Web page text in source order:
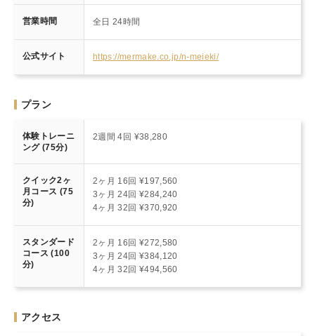
営業時間 全日 24時間
公式サイト https://mermake.co.jp/n-meieki/
プラン
体験トレーニ
ング (75分)
2週間 4回 ¥38,280
クイック2ヶ
月コース (75
分)
2ヶ月 16回 ¥197,560
3ヶ月 24回 ¥284,240
4ヶ月 32回 ¥370,920
スタンダード
コース (100
分)
2ヶ月 16回 ¥272,580
3ヶ月 24回 ¥384,120
4ヶ月 32回 ¥494,560
アクセス